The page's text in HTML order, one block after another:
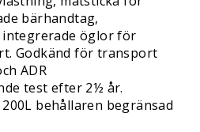
bärhandtag,
öglor för
Godkänd för transport
ADR
test efter 2½ år.
behållaren begränsad